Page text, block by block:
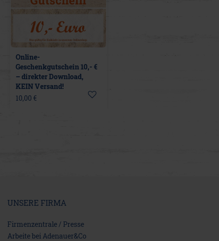
Online-
Geschenkgutschein 10,- €
– direkter Download,
KEIN Versand!
10,00 €
UNSERE FIRMA
Firmenzentrale / Presse
Arbeite bei Adenauer&Co